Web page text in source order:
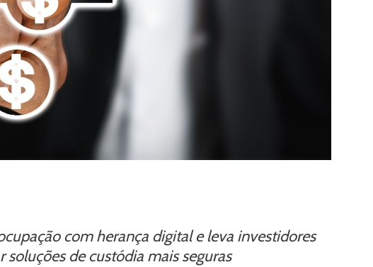
com herança digital e leva investidores
soluções de custódia mais seguras